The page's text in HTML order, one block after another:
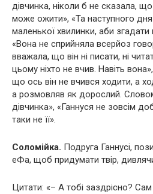
дівчинка, ніколи б не сказала,
може ожити», «Та наступного
маленької хвилинки, аби згадати
«Вона не сприйняла всерйоз
вважала, що він ні писати, ні
цьому ніхто не вчив. Навіть
що ось він не вчився ходити, а
а розмовляв як дорослий.
дівчинка», «Ганнуся не зовсім
таки не її».
Соломійка. Подруга Ганнусі,
еФа, щоб придумати твір,
Цитати: «– А тобі заздрісно?